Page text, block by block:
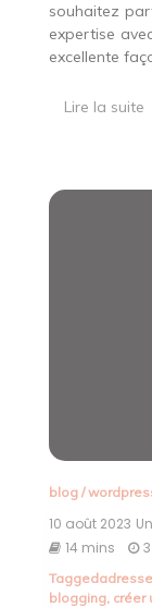
souhaitez
expertise
excellente
Lire la suite
blog/
10 août 2023
14 mins
Tagged
blogging, créer